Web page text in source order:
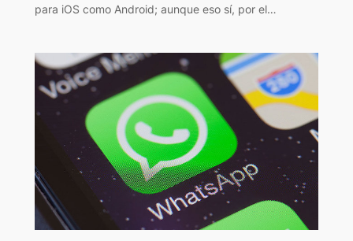
para iOS como Android; aunque eso sí, por el…